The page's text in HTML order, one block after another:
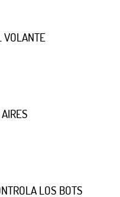
VOLANTE
LOS BOTS